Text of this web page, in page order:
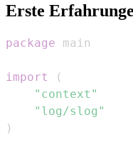
Erste
package
import
(
"context"
"log/slog"
)